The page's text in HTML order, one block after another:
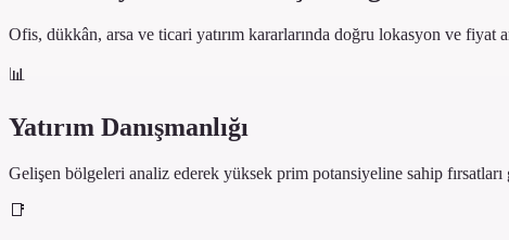
Ofis, dükkân, arsa ve ticari yatırım kararlarında doğru lokasyon ve fiyat
📊
Yatırım Danışmanlığı
Gelişen bölgeleri analiz ederek yüksek prim potansiyeline sahip
📑